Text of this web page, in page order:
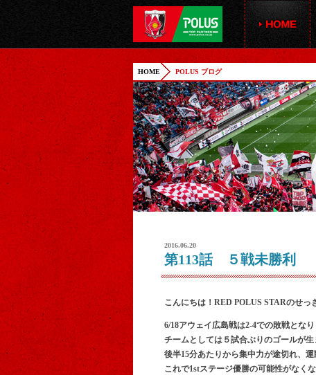
HOME POLUS ブログ
2016.06.20
第113話 ５戦未勝利
こんにちは！RED POLUS STARのせっ
6/18アウェイ広島戦は2-4での敗戦となり
チームとしては５試合ぶりのゴールが
後半15分あたりから集中力が途切れ、
これで1stステージ優勝の可能性がなくな